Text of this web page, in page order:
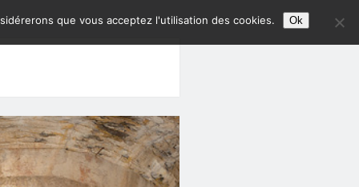
que vous acceptez l'utilisation des cookies. Ok